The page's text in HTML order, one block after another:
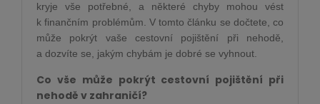
kryje vše potřebné, a některé chyby mohou vést
k finančním problémům. V tomto článku se dočtete, co
může pokrýt vaše cestovní pojištění při nehodě,
a dozvíte se, jakým chybám je dobré se vyhnout.
Co vše může pokrýt cestovní pojištění při
nehodě v zahraničí?